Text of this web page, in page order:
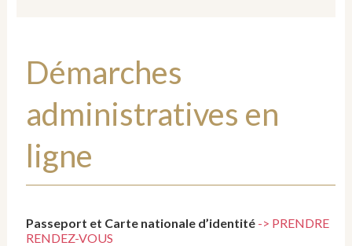
Démarches
administratives en
ligne
Passeport et Carte nationale d’identité -> PRENDRE
RENDEZ-VOUS